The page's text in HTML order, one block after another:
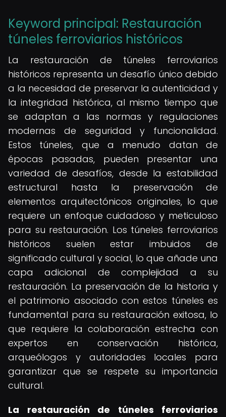
Keyword principal: Restauración
túneles ferroviarios históricos
La restauración de túneles ferroviarios
históricos representa un desafío único debido
a la necesidad de preservar la autenticidad y
la integridad histórica, al mismo tiempo que
se adaptan a las normas y regulaciones
modernas de seguridad y funcionalidad.
Estos túneles, que a menudo datan de
épocas pasadas, pueden presentar una
variedad de desafíos, desde la estabilidad
estructural hasta la preservación de
elementos arquitectónicos originales, lo que
requiere un enfoque cuidadoso y meticuloso
para su restauración. Los túneles ferroviarios
históricos suelen estar imbuidos de
significado cultural y social, lo que añade una
capa adicional de complejidad a su
restauración. La preservación de la historia y
el patrimonio asociado con estos túneles es
fundamental para su restauración exitosa, lo
que requiere la colaboración estrecha con
expertos en conservación histórica,
arqueólogos y autoridades locales para
garantizar que se respete su importancia
cultural.
La restauración de túneles ferroviarios